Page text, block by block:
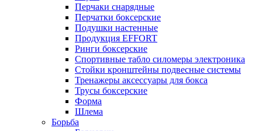
Перчаки снарядные
Перчатки боксерские
Подушки настенные
Продукция EFFORT
Ринги боксерские
Спортивные табло силомеры электроника
Стойки кронштейны подвесные системы
Тренажеры аксессуары для бокса
Трусы боксерские
Форма
Шлема
Борьба